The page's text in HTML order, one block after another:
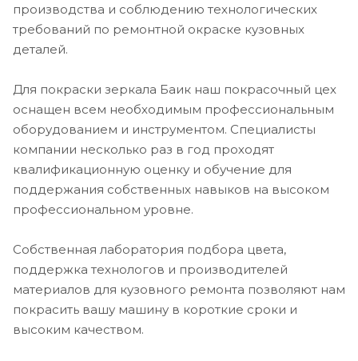
производства и соблюдению технологических
требований по ремонтной окраске кузовных
деталей.
Для покраски зеркала Баик наш покрасочный цех
оснащен всем необходимым профессиональным
оборудованием и инструментом. Специалисты
компании несколько раз в год проходят
квалификационную оценку и обучение для
поддержания собственных навыков на высоком
профессиональном уровне.
Собственная лаборатория подбора цвета,
поддержка технологов и производителей
материалов для кузовного ремонта позволяют нам
покрасить вашу машину в короткие сроки и
высоким качеством.